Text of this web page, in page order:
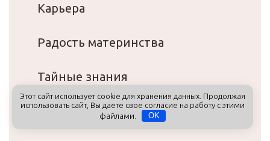
Карьера
Радость материнства
Тайные знания
Тесты
Этот сайт использует cookie для хранения данных. Продолжая
использовать сайт, Вы даете свое согласие на работу с этими
файлами.
OK